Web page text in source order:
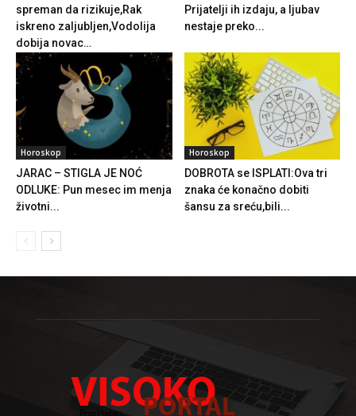
spreman da rizikuje,Rak
iskreno zaljubljen,Vodolija
dobija novac…
Prijatelji ih izdaju, a ljubav
nestaje preko...
Horoskop
JARAC – STIGLA JE NOĆ
ODLUKE: Pun mesec im menja
životni...
Horoskop
DOBROTA se ISPLATI:Ova tri
znaka će konačno dobiti
šansu za sreću,bili...